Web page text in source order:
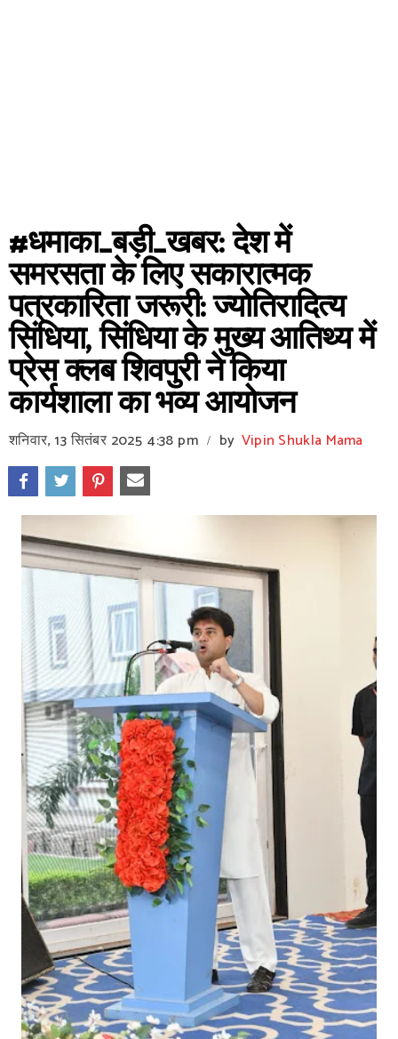
#धमाका_बड़ी_खबर: देश में
समरसता के लिए सकारात्मक
पत्रकारिता जरूरी: ज्योतिरादित्य
सिंधिया, सिंधिया के मुख्य आतिथ्य में
प्रेस क्लब शिवपुरी ने किया
कार्यशाला का भव्य आयोजन
शनिवार, 13 सितंबर 2025 4:38 pm / by Vipin Shukla Mama